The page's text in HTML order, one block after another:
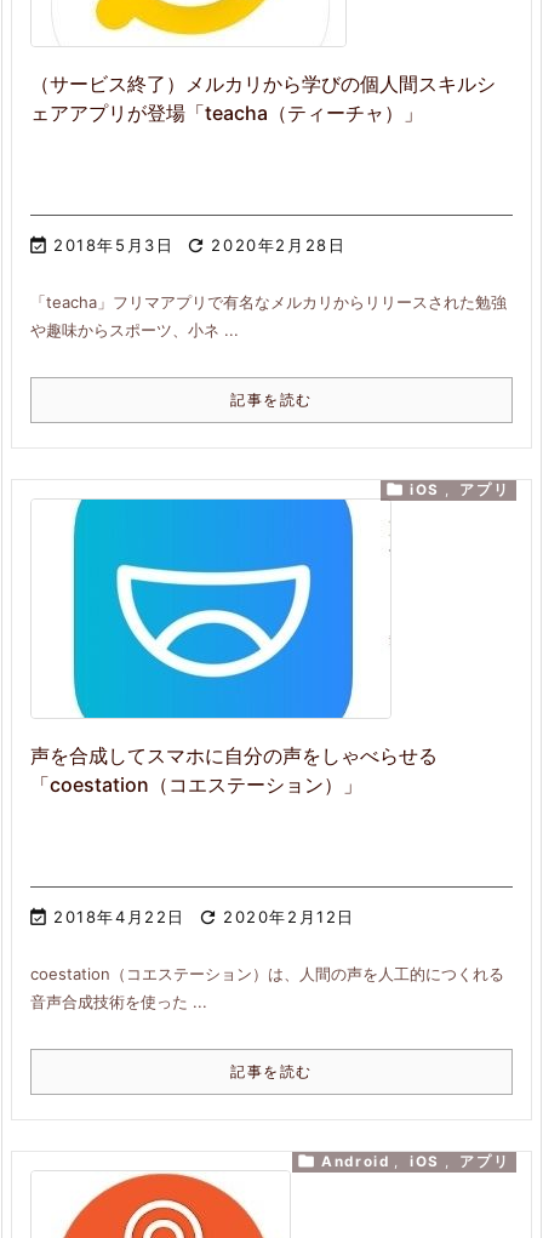
（サービス終了）メルカリから学びの個人間スキルシ
ェアアプリが登場「teacha（ティーチャ）」
 2018年5月3日  2020年2月28日
「teacha」フリマアプリで有名なメルカリからリリースされた勉強
や趣味からスポーツ、小ネ ...
記事を読む
声を合成してスマホに自分の声をしゃべらせる
「coestation（コエステーション）」
 2018年4月22日  2020年2月12日
 iOS , アプリ
coestation（コエステーション）は、人間の声を人工的につくれる
音声合成技術を使った ...
記事を読む
 Android , iOS , アプリ